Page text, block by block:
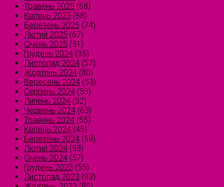
Травень 2025 (68)
Квітень 2025 (68)
Березень 2025 (74)
Лютий 2025 (67)
Січень 2025 (51)
Грудень 2024 (35)
Листопад 2024 (57)
Жовтень 2024 (80)
Вересень 2024 (53)
Серпень 2024 (53)
Липень 2024 (52)
Червень 2024 (63)
Травень 2024 (55)
Квітень 2024 (45)
Березень 2024 (59)
Лютий 2024 (58)
Січень 2024 (57)
Грудень 2023 (55)
Листопад 2023 (93)